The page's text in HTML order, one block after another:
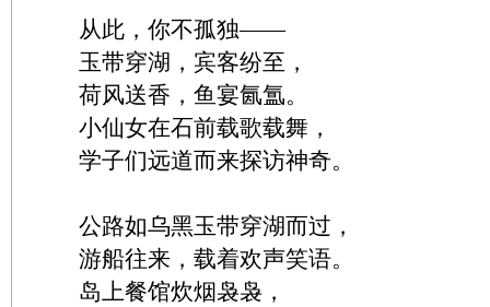
从此，你不孤独——
玉带穿湖，宾客纷至，
荷风送香，鱼宴氤氲。
小仙女在石前载歌载舞，
学子们远道而来探访神奇。
公路如乌黑玉带穿湖而过，
游船往来，载着欢声笑语。
岛上餐馆炊烟袅袅，